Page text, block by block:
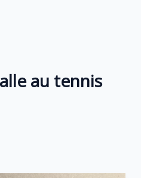
au tennis